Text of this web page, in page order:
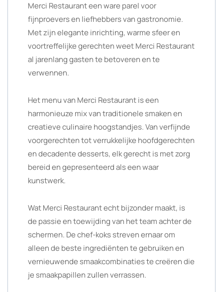
Merci Restaurant een ware parel voor
fijnproevers en liefhebbers van gastronomie.
Met zijn elegante inrichting, warme sfeer en
voortreffelijke gerechten weet Merci Restaurant
al jarenlang gasten te betoveren en te
verwennen.
Het menu van Merci Restaurant is een
harmonieuze mix van traditionele smaken en
creatieve culinaire hoogstandjes. Van verfijnde
voorgerechten tot verrukkelijke hoofdgerechten
en decadente desserts, elk gerecht is met zorg
bereid en gepresenteerd als een waar
kunstwerk.
Wat Merci Restaurant echt bijzonder maakt, is
de passie en toewijding van het team achter de
schermen. De chef-koks streven ernaar om
alleen de beste ingrediënten te gebruiken en
vernieuwende smaakcombinaties te creëren die
je smaakpapillen zullen verrassen.